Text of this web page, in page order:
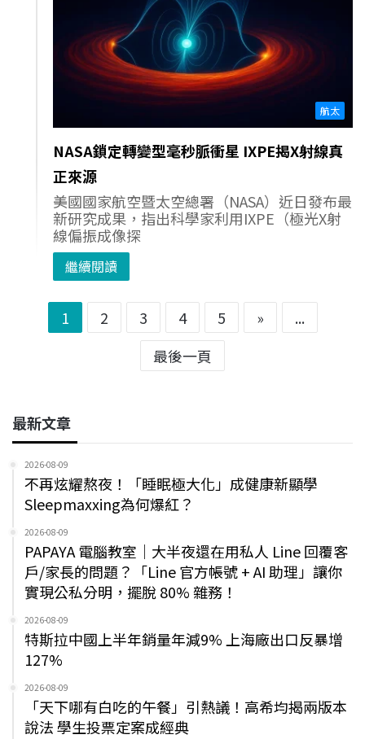
航太
NASA鎖定轉變型毫秒脈衝星 IXPE揭X射線真
正來源
美國國家航空暨太空總署（NASA）近日發布最
新研究成果，指出科學家利用IXPE（極光X射
線偏振成像探
繼續閱讀
1 2 3 4 5 »
...
最後一頁
最新文章
2026-08-09
不再炫耀熬夜！「睡眠極大化」成健康新顯學
Sleepmaxxing為何爆紅？
2026-08-09
PAPAYA 電腦教室｜大半夜還在用私人 Line 回覆客
戶/家長的問題？「Line 官方帳號 + AI 助理」讓你
實現公私分明，擺脫 80% 雜務！
2026-08-09
特斯拉中國上半年銷量年減9% 上海廠出口反暴增
127%
2026-08-09
「天下哪有白吃的午餐」引熱議！高希均揭兩版本
說法 學生投票定案成經典